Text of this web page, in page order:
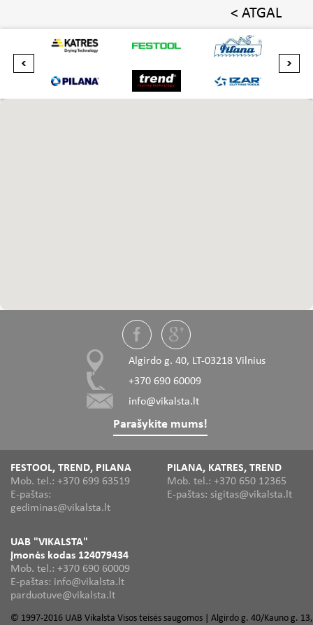
< ATGAL
Algirdo g. 40, LT-03218 Vilnius
+370 690 60009
info@vikalsta.lt
Parašykite mums!
FESTOOL, TREND, PILANA
Mob. tel.: +370 699 63519
E-paštas:
gediminas@vikalsta.lt
PILANA, KATRES, TREND
Mob. tel.: +370 650 12365
E-paštas: sigitas@vikalsta.lt
UAB "VIKALSTA"
Įmonės kodas 124079434
Mob. tel.: +370 690 60009
E-paštas: info@vikalsta.lt
parduotuve@vikalsta.lt
© 1997-2016 UAB Vikalsta Visos teisės saugomos | Algirdo g. 40/Kauno g. 13,